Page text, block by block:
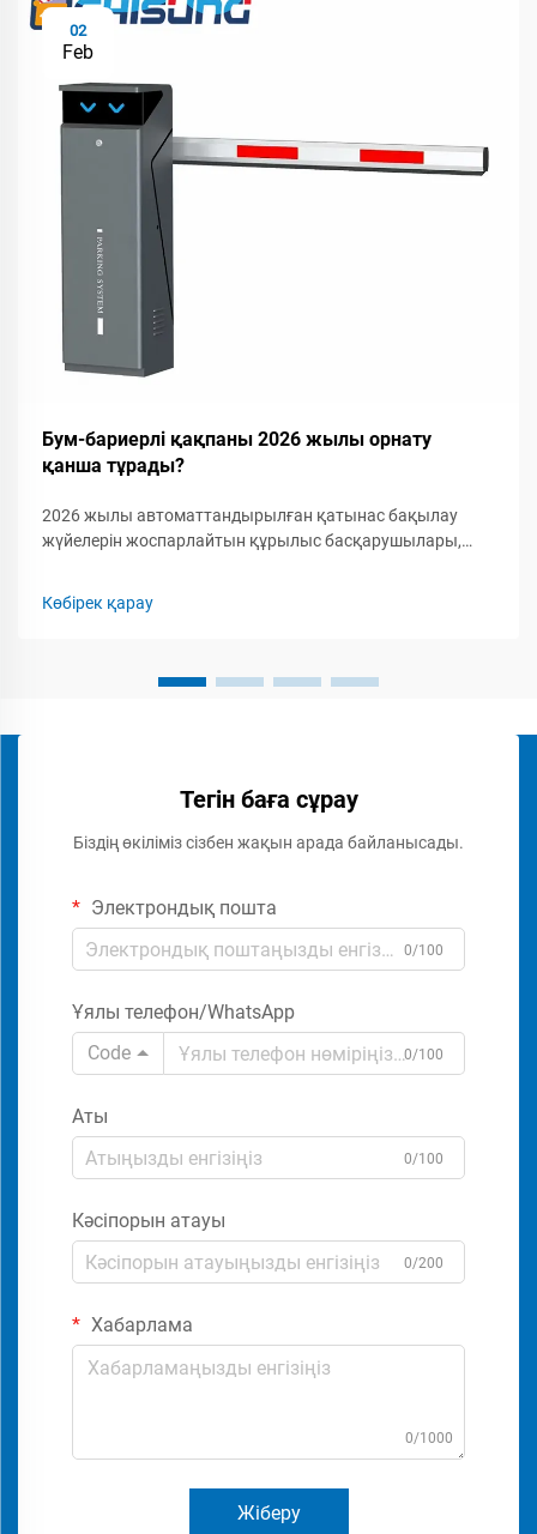
02
Feb
Бум-бариерлі қақпаны 2026 жылы орнату
қанша тұрады?
2026 жылы автоматтандырылған қатынас бақылау
жүйелерін жоспарлайтын құрылыс басқарушылары,
құрылымын түсіну маңызды. Бум-бариерлік қақпаққа...
Көбірек қарау
Тегін баға сұрау
Біздің өкіліміз сізбен жақын арада байланысады.
Электрондық пошта
0/100
Ұялы телефон/WhatsApp
Code
0/100
Аты
0/100
Кәсіпорын атауы
0/200
Хабарлама
0/1000
Жіберу